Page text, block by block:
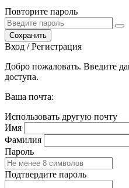
Повторите пароль
Сохранить
Вход / Регистрация
Добро пожаловать. Введите
доступа.
Ваша почта:
Использовать другую почту
Имя
Фамилия
Пароль
Подтвердите пароль